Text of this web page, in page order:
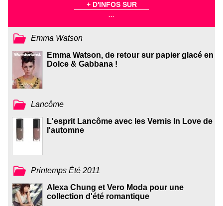
+ D'INFOS SUR
...
Emma Watson
Emma Watson, de retour sur papier glacé en
Dolce & Gabbana !
Lancôme
L'esprit Lancôme avec les Vernis In Love de
l'automne
Printemps Été 2011
Alexa Chung et Vero Moda pour une
collection d'été romantique